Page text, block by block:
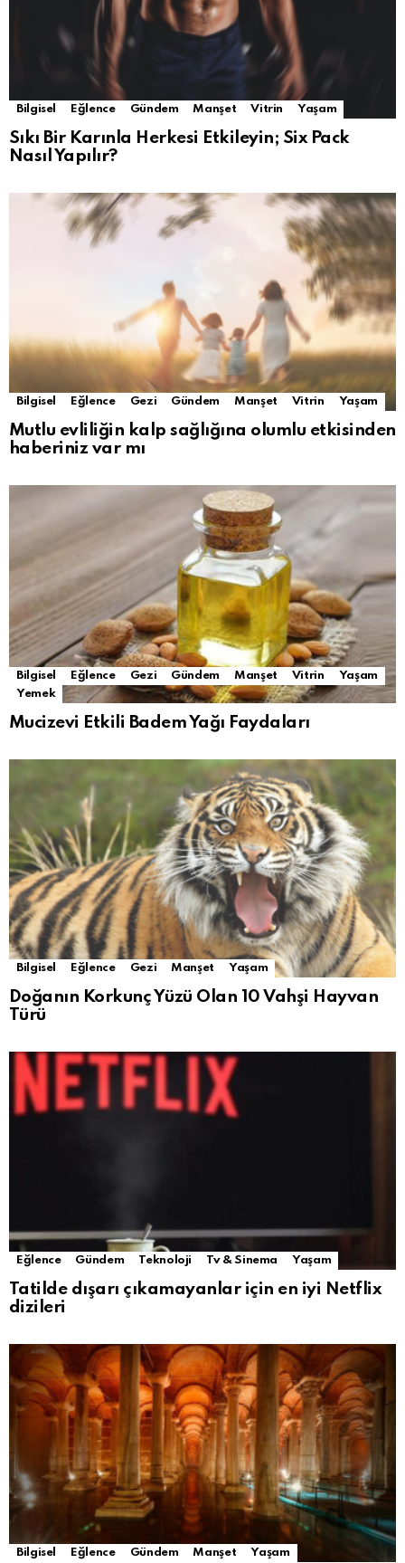
Bilgisel Eğlence Gündem Manşet Vitrin Yaşam
Sıkı Bir Karınla Herkesi Etkileyin; Six Pack
Nasıl Yapılır?
Bilgisel Eğlence Gezi Gündem Manşet Vitrin Yaşam
Mutlu evliliğin kalp sağlığına olumlu etkisinden
haberiniz var mı
Bilgisel Eğlence Gezi Gündem Manşet Vitrin
Yaşam
Yemek
Mucizevi Etkili Badem Yağı Faydaları
Bilgisel Eğlence Gezi Manşet Yaşam
Doğanın Korkunç Yüzü Olan 10 Vahşi Hayvan
Türü
Eğlence Gündem Teknoloji Tv & Sinema Yaşam
Tatilde dışarı çıkamayanlar için en iyi Netflix
dizileri
Bilgisel Eğlence Gündem Manşet Yaşam